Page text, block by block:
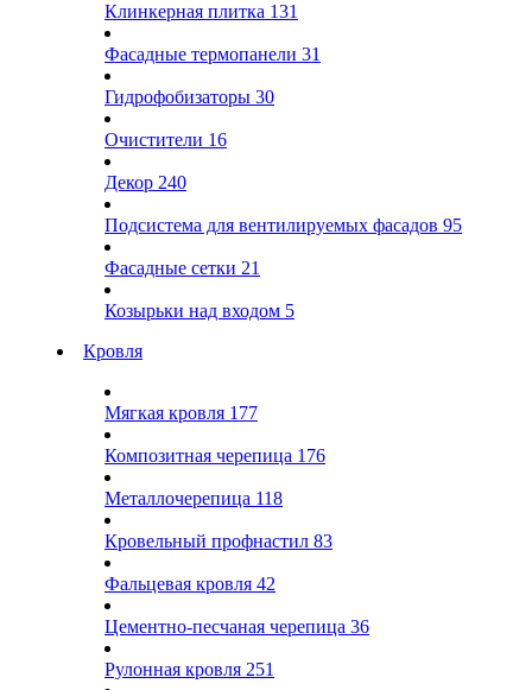
Клинкерная плитка 131
Фасадные термопанели 31
Гидрофобизаторы 30
Очистители 16
Декор 240
Подсистема для вентилируемых фасадов 95
Фасадные сетки 21
Козырьки над входом 5
Кровля
Мягкая кровля 177
Композитная черепица 176
Металлочерепица 118
Кровельный профнастил 83
Фальцевая кровля 42
Цементно-песчаная черепица 36
Рулонная кровля 251